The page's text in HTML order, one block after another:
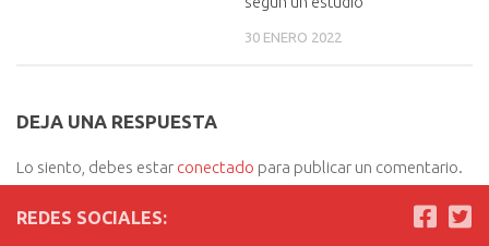
30 ENERO 2022
DEJA UNA RESPUESTA
Lo siento, debes estar conectado para publicar un comentario.
REDES SOCIALES: